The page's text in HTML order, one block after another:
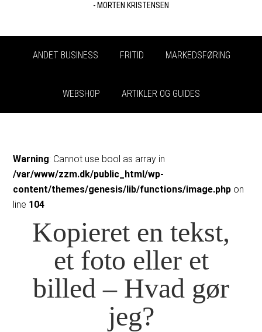
- MORTEN KRISTENSEN
ANDET BUSINESS FRITID MARKEDSFØRING
WEBSHOP ARTIKLER OG GUIDES
Warning: Cannot use bool as array in
/var/www/zzm.dk/public_html/wp-
content/themes/genesis/lib/functions/image.php on
line 104
Kopieret en tekst,
et foto eller et
billed – Hvad gør
jeg?